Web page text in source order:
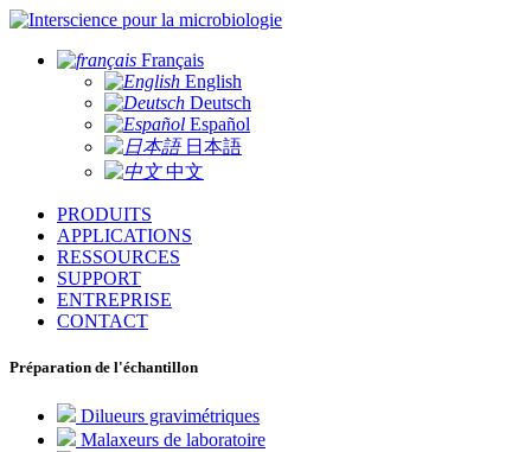
pour la microbiologie
Français
English
Deutsch
Español
日本語
中文
PRODUITS
APPLICATIONS
RESSOURCES
SUPPORT
ENTREPRISE
CONTACT
Préparation de l'échantillon
Dilueurs gravimétriques
Malaxeurs de laboratoire